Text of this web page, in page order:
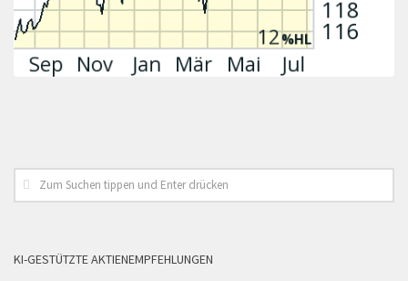
KI-GESTÜTZTE AKTIENEMPFEHLUNGEN